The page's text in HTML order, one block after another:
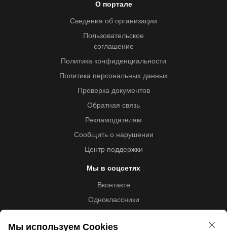
О портале
Сведения об организации
Пользовательское
соглашение
Политика конфиденциальности
Политика персональных данных
Проверка документов
Обратная связь
Рекламодателям
Сообщить о нарушении
Центр поддержки
Мы в соцсетях
Вконтакте
Одноклассники
Мы используем Cookies